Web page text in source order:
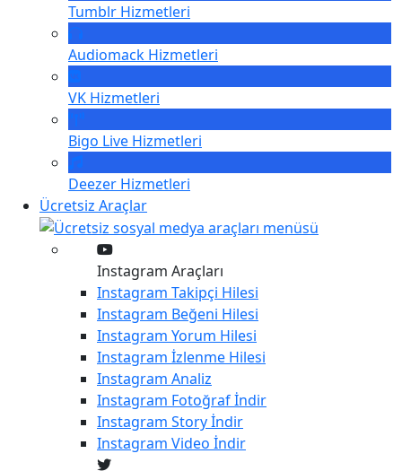
Tumblr Hizmetleri
Audiomack Hizmetleri
VK Hizmetleri
Bigo Live Hizmetleri
Deezer Hizmetleri
Ücretsiz Araçlar
Instagram Araçları
Instagram Takipçi Hilesi
Instagram Beğeni Hilesi
Instagram Yorum Hilesi
Instagram İzlenme Hilesi
Instagram Analiz
Instagram Fotoğraf İndir
Instagram Story İndir
Instagram Video İndir